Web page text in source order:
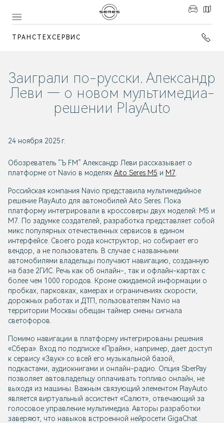
ТРАНСТЕХСЕРВИС
Заиграли по-русски. Александр
Леви — о новом мультимедиа-
решении PlayAuto
24 ноября 2025 г.
Обозреватель “Ъ FM” Александр Леви рассказывает о
платформе от Navio в моделях Aito Seres M5 и M7
Российская компания Navio представила мультимедийное
решение PlayAuto для автомобилей Aito Seres. Пока
платформу интегрировали в кроссоверы двух моделей: M5 и
M7. По задумке создателей, разработка представляет собой
микс популярных отечественных сервисов в едином
интерфейсе. Своего рода конструктор, но собирает его
вендор, а не пользователь. В случае с названными
автомобилями владельцы получают навигацию, созданную
на базе 2ГИС. Речь как об онлайн-, так и офлайн-картах с
более чем 1000 городов. Кроме ожидаемой информации о
пробках, парковках, камерах и ограничениях скорости,
дорожных работах и ДТП, пользователям Navio на
территории Москвы обещан таймер смены сигнала
светофоров.
Помимо навигации в платформу интегрированы решения
«Сбера». Вход по подписке «Прайм», например, дает доступ
к сервису «Звук» со всей его музыкальной базой,
подкастами, аудиокнигами и онлайн-радио. Опция SberPay
позволяет автовладельцу оплачивать топливо онлайн, не
выходя из машины. Важным связующий элементом PlayAuto
является виртуальный ассистент «Салют», отвечающий за
голосовое управление мультимедиа. Авторы разработки
заверяют, что навыков встроенной нейросети GigaChat